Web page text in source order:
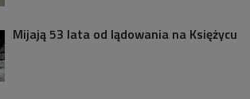
Mijają 53 lata od lądowania na Księżycu